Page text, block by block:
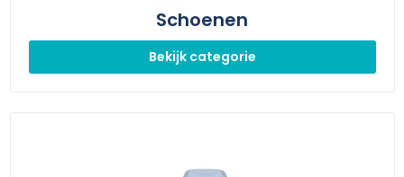
Schoenen
Bekijk categorie